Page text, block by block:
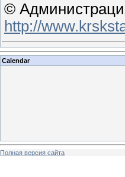
©
http://
Calendar
Полная версия сайта